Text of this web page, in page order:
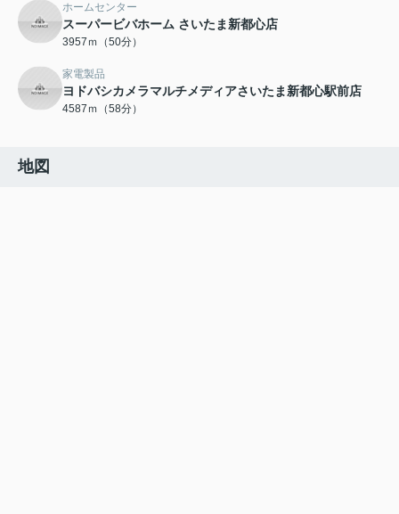
ホームセンター
スーパービバホーム さいたま新都心店
3957ｍ（50分）
家電製品
ヨドバシカメラマルチメディアさいたま新都心駅前店
4587ｍ（58分）
地図